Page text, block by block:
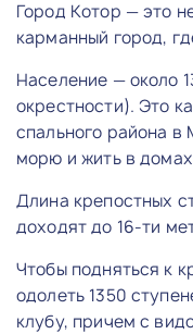
Город Котор — это
карманный город,
Население — около
окрестности). Это
спального района в
морю и жить в домах
Длина крепостных
доходят до 16-ти
Чтобы подняться к
одолеть 1350
клубу, причем с